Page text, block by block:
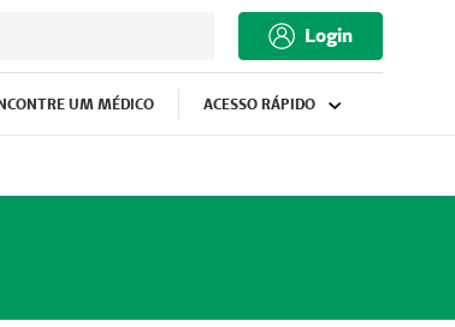
Login
UM MÉDICO ACESSO RÁPIDO